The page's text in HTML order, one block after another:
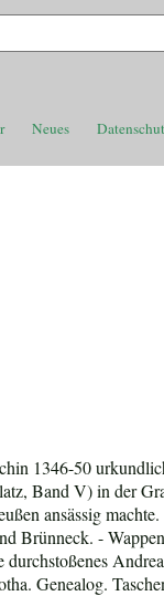
Neues
1346-50
Band V) in der
ansässig
-
Genealog.